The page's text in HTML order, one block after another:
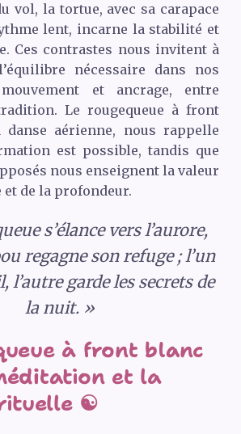
vol, la tortue, avec sa carapace
lent, incarne la stabilité et
Ces contrastes nous invitent à
nécessaire dans nos
et ancrage, entre
Le rougequeue à front
danse aérienne, nous rappelle
est possible, tandis que
nous enseignent la valeur
et de la profondeur.
s’élance vers l’aurore,
regagne son refuge ; l’un
l’autre garde les secrets de
la nuit. »
à front blanc
et la
☯️